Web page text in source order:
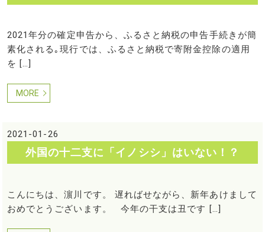
2021年分の確定申告から、ふるさと納税の申告手続きが簡
素化される｡現行では、ふるさと納税で寄附金控除の適用
を […]
MORE
2021-01-26
外国の十二支に「イノシシ」はいない！？
こんにちは、濵川です。 遅ればせながら、新年あけまして
おめでとうございます。 今年の干支は丑です […]